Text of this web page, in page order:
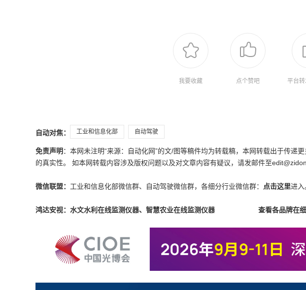
我要收藏 点个赞吧 平台转
自动对焦： 工业和信息化部 自动驾驶
免责声明 ：本网未注明“来源：自动化网”的文/图等稿件均为转载稿，本网转载出于传递
的真实性。 如本网转载内容涉及版权问题以及对文章内容有疑议，请发邮件至
微信联盟： 工业和信息化部微信群、自动驾驶微信群，各细分行业微信群： 点击这里进入
鸿达安视：水文水利在线监测仪器、智慧农业在线监测仪器 查看各品牌在